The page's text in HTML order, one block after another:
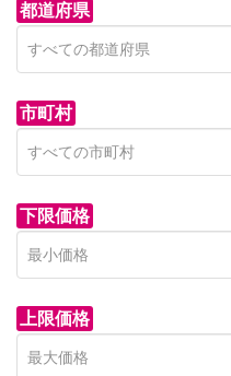
都道府県
市町村
下限価格
上限価格